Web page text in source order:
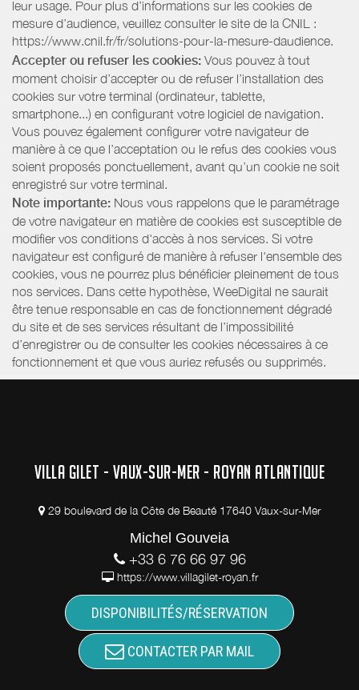
leur usage. Pour plus d’informations sur les cookies de
mesure d’audience, veuillez consulter le site de la CNIL :
https://www.cnil.fr/fr/solutions-pour-la-mesure-daudience.
Accepter ou refuser les cookies: Vous pouvez à tout
moment choisir d’accepter ou de refuser l’installation des
cookies sur votre terminal (ordinateur, tablette,
smartphone...) en configurant votre logiciel de navigation.
Vous pouvez également configurer votre navigateur de
manière à ce que l’acceptation ou le refus des cookies vous
soient proposés ponctuellement, avant qu’un cookie ne soit
enregistré sur votre terminal.
Note importante: Nous vous rappelons que le paramétrage
de votre navigateur en matière de cookies est susceptible de
modifier vos conditions d'accès à nos services. Si votre
navigateur est configuré de manière à refuser l'ensemble des
cookies, vous ne pourrez plus bénéficier pleinement de tous
nos services. Dans cette hypothèse, WeeDigital ne saurait
être tenue responsable en cas de fonctionnement dégradé
du site et de ses services résultant de l’impossibilité
d’enregistrer ou de consulter les cookies nécessaires à ce
fonctionnement et que vous auriez refusés ou supprimés.
VILLA GILET - VAUX-SUR-MER - ROYAN ATLANTIQUE
29 boulevard de la Côte de Beauté 17640 Vaux-sur-Mer
Michel Gouveia
+33 6 76 66 97 96
https://www.villagilet-royan.fr
DISPONIBILITÉS/RÉSERVATION
CONTACTER PAR MAIL